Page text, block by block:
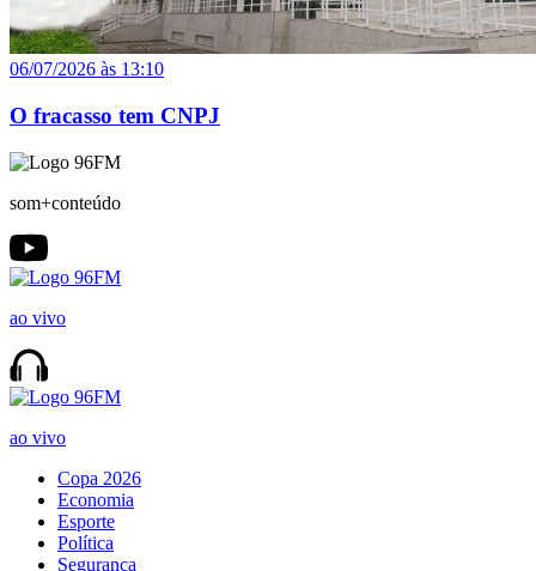
06/07/2026 às 13:10
O fracasso tem CNPJ
som+conteúdo
ao vivo
ao vivo
Copa 2026
Economia
Esporte
Política
Segurança